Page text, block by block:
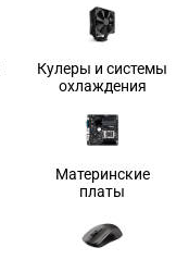
Кулеры и системы
охлаждения
Материнские
платы